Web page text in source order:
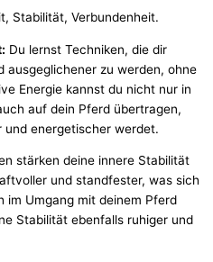
Stabilität, Verbundenheit.
Du lernst Techniken, die dir
ausgeglichener zu werden, ohne
Energie kannst du nicht nur in
auf dein Pferd übertragen,
und energetischer werdet.
stärken deine innere Stabilität
und standfester, was sich
im Umgang mit deinem Pferd
Stabilität ebenfalls ruhiger und